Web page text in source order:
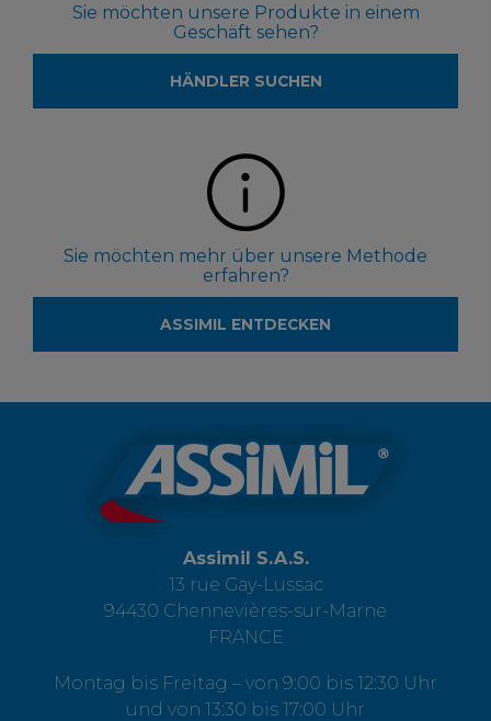
Sie möchten unsere Produkte in einem
Geschäft sehen?
HÄNDLER SUCHEN
Sie möchten mehr über unsere Methode
erfahren?
ASSIMIL ENTDECKEN
Assimil S.A.S.
13 rue Gay-Lussac
94430 Chennevières-sur-Marne
FRANCE
Montag bis Freitag – von 9:00 bis 12:30 Uhr
und von 13:30 bis 17:00 Uhr